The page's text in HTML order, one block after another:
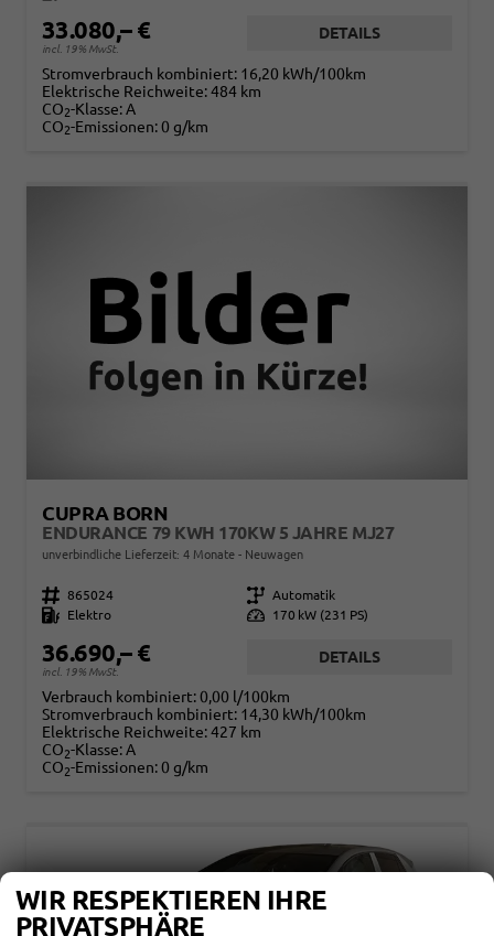
33.080,– €
incl. 19% MwSt.
DETAILS
Stromverbrauch kombiniert: 16,20 kWh/100km
Elektrische Reichweite:484 km
CO2-Klasse:A
CO2-Emissionen:0 g/km
CUPRA BORN
ENDURANCE 79 KWH 170KW 5 JAHRE MJ27
unverbindliche Lieferzeit: 4 Monate Neuwagen
Fahrzeugnr. 865024 Getriebe Automatik
Kraftstoff
Elektro Leistung 170 kW (231 PS)
36.690,– €
incl. 19% MwSt.
DETAILS
Verbrauch kombiniert:0,00 l/100km
Stromverbrauch kombiniert: 14,30 kWh/100km
Elektrische Reichweite:427 km
CO2-Klasse:A
CO2-Emissionen:0 g/km
WIR RESPEKTIEREN IHRE
PRIVATSPHÄRE